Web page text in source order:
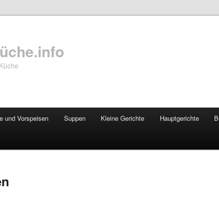
und Vorspeisen Suppen Kleine Gerichte Hauptgerichte